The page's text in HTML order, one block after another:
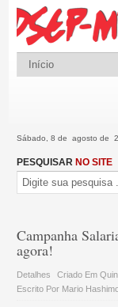
Sábado, 8 de agosto de
PESQUISAR NO SITE
Campanha
agora!
Detalhes
Criado Em
Escrito Por Mario